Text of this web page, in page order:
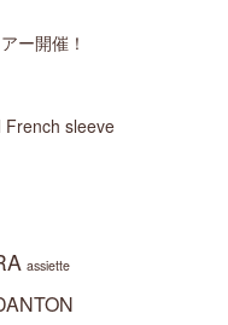
ー開催！
French sleeve
assiette